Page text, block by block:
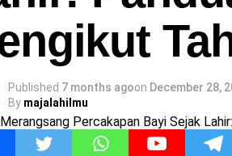
Published 7 months agoon December 28,
By majalahilmu